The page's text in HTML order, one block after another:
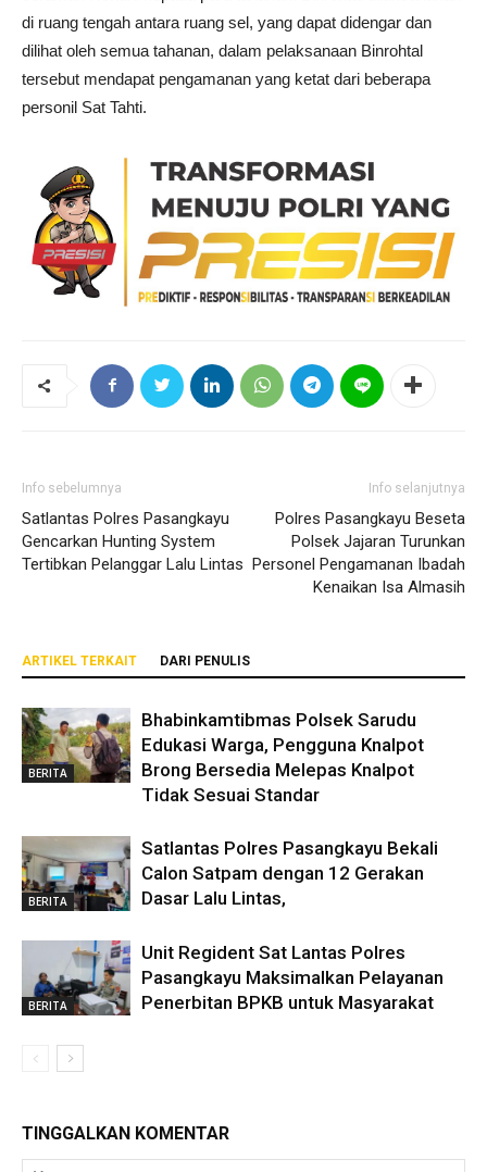
di ruang tengah antara ruang sel, yang dapat didengar dan
dilihat oleh semua tahanan, dalam pelaksanaan Binrohtal
tersebut mendapat pengamanan yang ketat dari beberapa
personil Sat Tahti.
Info sebelumnya
Satlantas Polres Pasangkayu
Gencarkan Hunting System
Tertibkan Pelanggar Lalu Lintas
Info selanjutnya
Polres Pasangkayu Beseta
Polsek Jajaran Turunkan
Personel Pengamanan Ibadah
Kenaikan Isa Almasih
ARTIKEL TERKAIT DARI PENULIS
BERITA
Bhabinkamtibmas Polsek Sarudu
Edukasi Warga, Pengguna Knalpot
Brong Bersedia Melepas Knalpot
Tidak Sesuai Standar
BERITA
Satlantas Polres Pasangkayu Bekali
Calon Satpam dengan 12 Gerakan
Dasar Lalu Lintas,
BERITA
Unit Regident Sat Lantas Polres
Pasangkayu Maksimalkan Pelayanan
Penerbitan BPKB untuk Masyarakat
TINGGALKAN KOMENTAR